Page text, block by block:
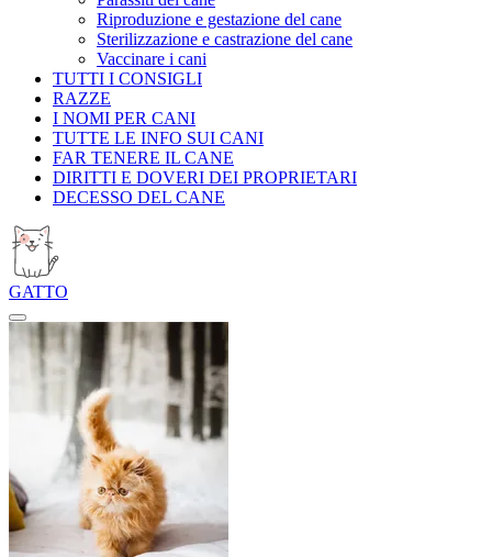
Riproduzione e gestazione del cane
Sterilizzazione e castrazione del cane
Vaccinare i cani
TUTTI I CONSIGLI
RAZZE
I NOMI PER CANI
TUTTE LE INFO SUI CANI
FAR TENERE IL CANE
DIRITTI E DOVERI DEI PROPRIETARI
DECESSO DEL CANE
GATTO